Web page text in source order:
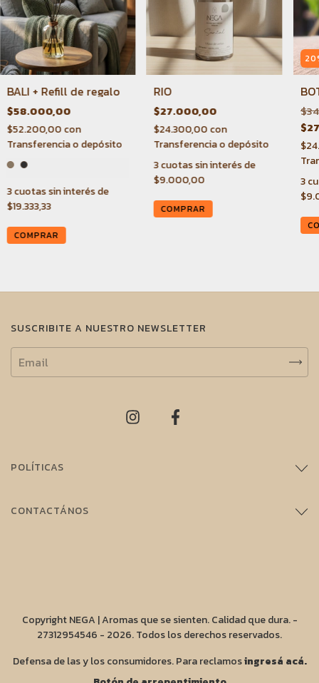
BALI + Refill de regalo
$58.000,00
$52.200,00con
Transferencia o depósito
3cuotas sin interés de
$19.333,33
COMPRAR
RIO
$27.000,00
$24.300,00con
Transferencia o depósito
3cuotas sin interés de
$9.000,00
COMPRAR
20
3
SUSCRIBITE A NUESTRO NEWSLETTER
POLÍTICAS
CONTACTÁNOS
Copyright NEGA | Aromas que se sienten. Calidad que dura. -
27312954546 - 2026. Todos los derechos reservados.
Defensa de las y los consumidores. Para reclamosingresá acá.